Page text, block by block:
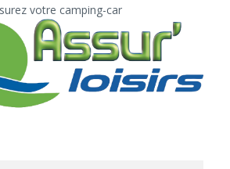
votre camping-car